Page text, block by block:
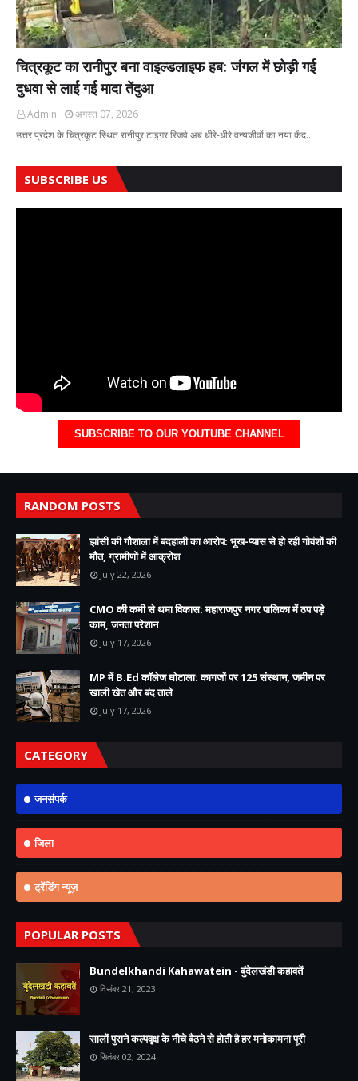
चित्रकूट का रानीपुर बना वाइल्डलाइफ हब: जंगल में छोड़ी गई
दुधवा से लाई गई मादा तेंदुआ
Admin
अगस्त 07, 2026
उत्तर प्रदेश के चित्रकूट स्थित रानीपुर टाइगर रिजर्व अब धीरे-धीरे वन्यजीवों का नया केंद…
SUBSCRIBE US
SUBSCRIBE TO OUR YOUTUBE CHANNEL
RANDOM POSTS
झांसी की गौशाला में बदहाली का आरोप: भूख-प्यास से हो रही गोवंशों की
मौत, ग्रामीणों में आक्रोश
July 22, 2026
CMO की कमी से थमा विकास: महाराजपुर नगर पालिका में ठप पड़े
काम, जनता परेशान
July 17, 2026
MP में B.Ed कॉलेज घोटाला: कागजों पर 125 संस्थान, जमीन पर
खाली खेत और बंद ताले
July 17, 2026
CATEGORY
जनसंपर्क
जिला
ट्रेंडिंग न्यूज़
POPULAR POSTS
Bundelkhandi Kahawatein - बुंदेलखंडी कहावतें
दिसंबर 21, 2023
सालों पुराने कल्पवृक्ष के नीचे बैठने से होती है हर मनोकामना पूरी
सितंबर 02, 2024